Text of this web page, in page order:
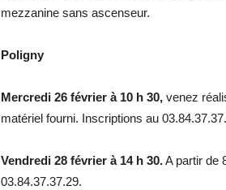
mezzanine sans ascenseur.
Poligny
Mercredi 26 février à 10 h 30, venez
matériel fourni. Inscriptions au
Vendredi 28 février à 14 h 30.A partir de
03.84.37.37.29.